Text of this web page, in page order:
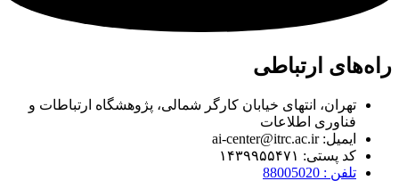
راه‌های ارتباطی
تهران، انتهای خیابان کارگر شمالی، پژوهشگاه ارتباطات و
فناوری اطلاعات
ایمیل: ai-center@itrc.ac.ir
کد پستی: ۱۴۳۹۹۵۵۴۷۱
تلفن : 88005020